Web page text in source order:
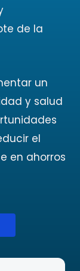
de la
un
y salud
el
en ahorros